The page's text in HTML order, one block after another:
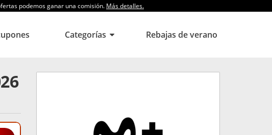
podemos ganar una comisión. Más detalles.
Categorías Rebajas de verano